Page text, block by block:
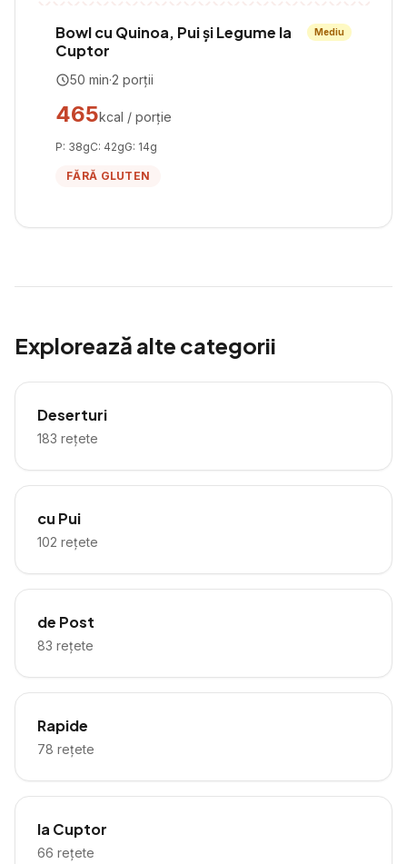
Bowl cu Quinoa, Pui și Legume la
Cuptor
Mediu
50 min·2 porții
465kcal / porție
P: 38gC: 42gG: 14g
FĂRĂ GLUTEN
Explorează alte categorii
Deserturi
183 rețete
cu Pui
102 rețete
de Post
83 rețete
Rapide
78 rețete
la Cuptor
66 rețete